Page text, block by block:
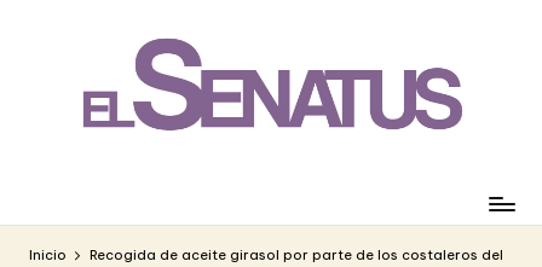
Inicio
Recogida de aceite girasol por parte de los costaleros del